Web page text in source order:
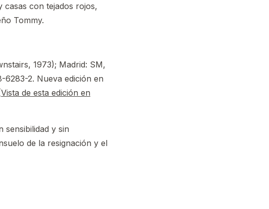
casas con tejados rojos,
Tommy.
1973); Madrid: SM,
6283-2. Nueva edición en
Vista de esta edición en
sensibilidad y sin
de la resignación y el